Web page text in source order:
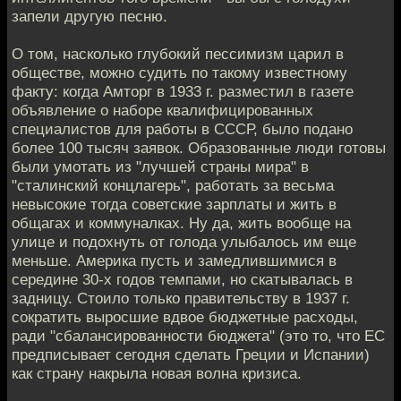
запели другую песню.
О том, насколько глубокий пессимизм царил в
обществе, можно судить по такому известному
факту: когда Амторг в 1933 г. разместил в газете
объявление о наборе квалифицированных
специалистов для работы в СССР, было подано
более 100 тысяч заявок. Образованные люди готовы
были умотать из "лучшей страны мира" в
"сталинский концлагерь", работать за весьма
невысокие тогда советские зарплаты и жить в
общагах и коммуналках. Ну да, жить вообще на
улице и подохнуть от голода улыбалось им еще
меньше. Америка пусть и замедлившимися в
середине 30-х годов темпами, но скатывалась в
задницу. Стоило только правительству в 1937 г.
сократить выросшие вдвое бюджетные расходы,
ради "сбалансированности бюджета" (это то, что ЕС
предписывает сегодня сделать Греции и Испании)
как страну накрыла новая волна кризиса.